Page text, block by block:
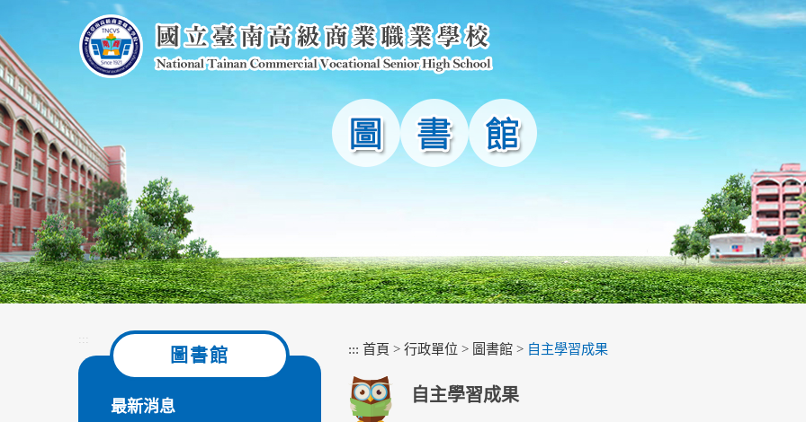
主
要
內
容
區
塊
:::
圖書館
最新消息
::: 首頁 > 行政單位 > 圖書館 > 自主學習成果
自主學習成果